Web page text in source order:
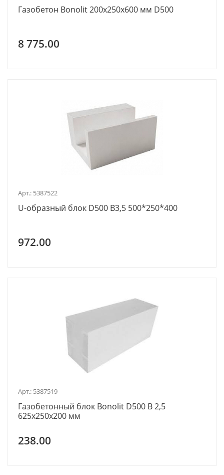
Газобетон Bonolit 200х250х600 мм D500
8 775.00
Арт.: 5387522
U-образный блок D500 В3,5 500*250*400
972.00
Арт.: 5387519
Газобетонный блок Bonolit D500 В 2,5
625х250х200 мм
238.00